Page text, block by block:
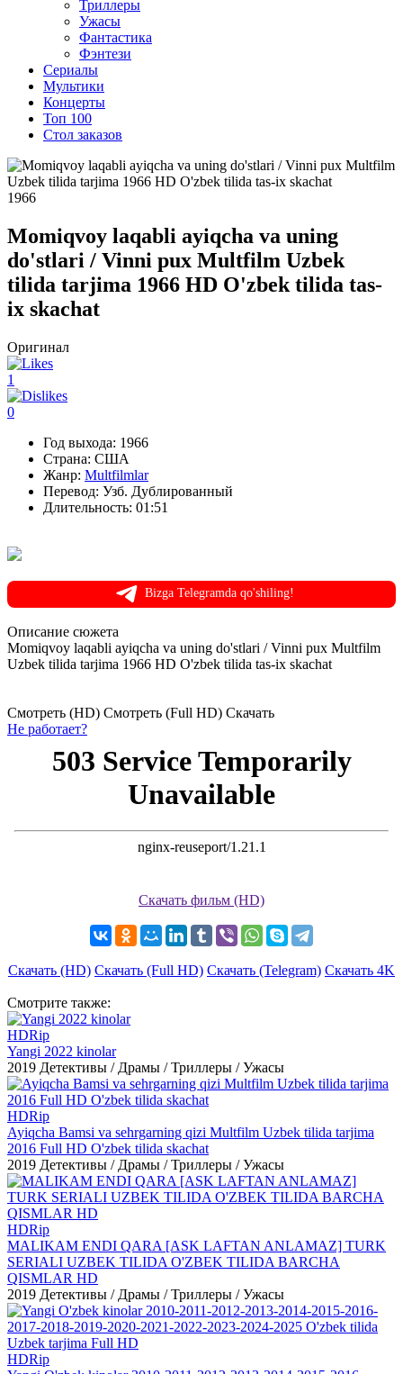
Триллеры
Ужасы
Фантастика
Фэнтези
Сериалы
Мультики
Концерты
Топ 100
Стол заказов
1966
Momiqvoy laqabli ayiqcha va uning
do'stlari / Vinni pux Multfilm Uzbek
tilida tarjima 1966 HD O'zbek tilida tas-
ix skachat
Оригинал
1
0
Год выхода: 1966
Страна: США
Жанр: Multfilmlar
Перевод: Узб. Дублированный
Длительность: 01:51
Bizga Telegramda qo'shiling!
Описание сюжета
Momiqvoy laqabli ayiqcha va uning do'stlari / Vinni pux Multfilm
Uzbek tilida tarjima 1966 HD O'zbek tilida tas-ix skachat
Смотреть (HD) Смотреть (Full HD) Скачать
Не работает?
Скачать фильм (HD)
Скачать (HD) Скачать (Full HD) Скачать (Telegram) Скачать 4K
Смотрите также:
HDRip
Yangi 2022 kinolar
2019 Детективы / Драмы / Триллеры / Ужасы
HDRip
Ayiqcha Bamsi va sehrgarning qizi Multfilm Uzbek tilida tarjima
2016 Full HD O'zbek tilida skachat
2019 Детективы / Драмы / Триллеры / Ужасы
HDRip
MALIKAM ENDI QARA [ASK LAFTAN ANLAMAZ] TURK
SERIALI UZBEK TILIDA O'ZBEK TILIDA BARCHA
QISMLAR HD
2019 Детективы / Драмы / Триллеры / Ужасы
HDRip